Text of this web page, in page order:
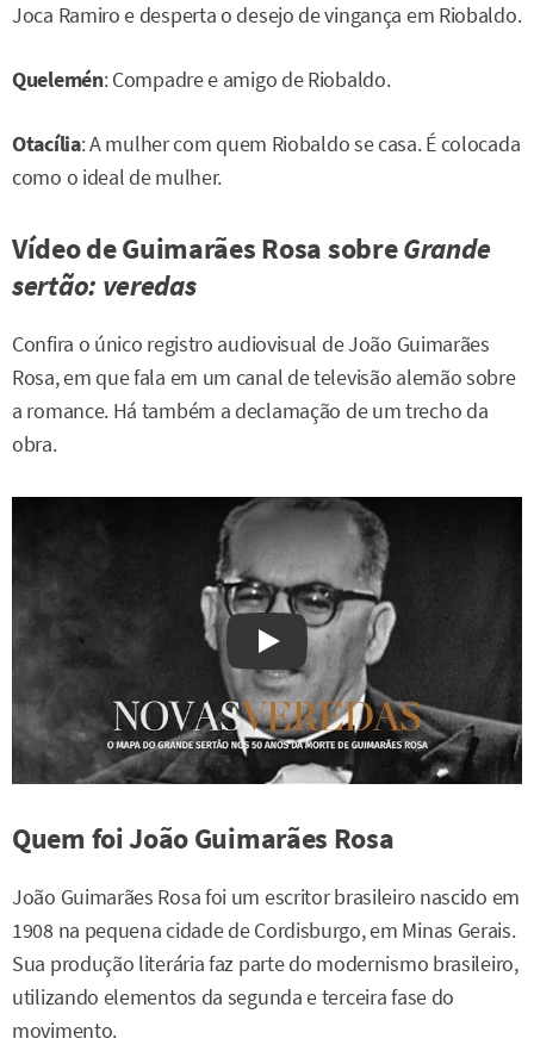
Joca Ramiro e desperta o desejo de vingança em Riobaldo.
Quelemén: Compadre e amigo de Riobaldo.
Otacília: A mulher com quem Riobaldo se casa. É colocada
como o ideal de mulher.
Vídeo de Guimarães Rosa sobreGrande
sertão: veredas
Confira o único registro audiovisual de João Guimarães
Rosa, em que fala em um canal de televisão alemão sobre
a romance. Há também a declamação de um trecho da
obra.
Watch on YouTube
Quem foi João Guimarães Rosa
João Guimarães Rosa foi um escritor brasileiro nascido em
1908 na pequena cidade de Cordisburgo, em Minas Gerais.
Sua produção literária faz parte do modernismo brasileiro,
utilizando elementos da segunda e terceira fase do
movimento.